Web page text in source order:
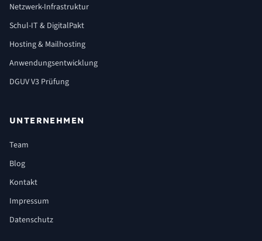
Netzwerk-Infrastruktur
Schul-IT & DigitalPakt
Hosting & Mailhosting
Anwendungsentwicklung
DGUV V3 Prüfung
UNTERNEHMEN
Team
Blog
Kontakt
Impressum
Datenschutz